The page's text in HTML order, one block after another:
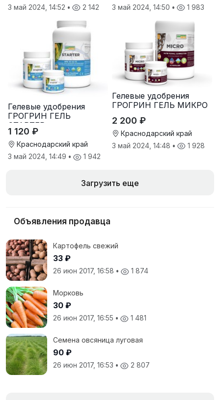
3 май 2024, 14:52 • 2 142
3 май 2024, 14:50 • 1 983
Гелевые удобрения
ГРОГРИН ГЕЛЬ
СТАРТЕР
1 120 ₽
Краснодарский край
3 май 2024, 14:49 • 1 942
Гелевые удобрения
ГРОГРИН ГЕЛЬ МИКРО
2 200 ₽
Краснодарский край
3 май 2024, 14:48 • 1 928
Загрузить еще
Объявления продавца
Картофель свежий
33 ₽
26 июн 2017, 16:58 • 1 874
Морковь
30 ₽
26 июн 2017, 16:55 • 1 481
Семена овсяница луговая
90 ₽
26 июн 2017, 16:53 • 2 807